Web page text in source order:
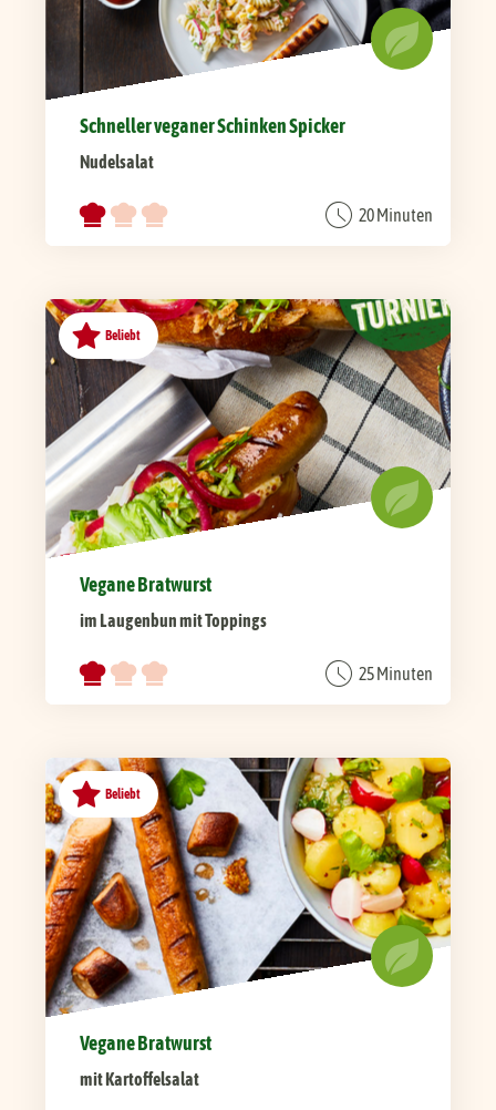
Schneller veganer Schinken Spicker
Nudelsalat
20 Minuten
Beliebt
Vegane Bratwurst
im Laugenbun mit Toppings
25 Minuten
Beliebt
Vegane Bratwurst
mit Kartoffelsalat